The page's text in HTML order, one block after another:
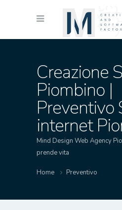
Creazione
Piombino |
Preventivo
internet
Mind Design Web Agency
prende vita
Home Preventivo